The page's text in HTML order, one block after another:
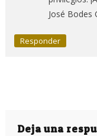
José Bodes
Responder
Deja una